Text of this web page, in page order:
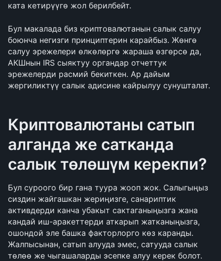
ката кетирүүгө жол берилбейт.
Бул макалада биз криптовалютанын салык салуу
боюнча негизги принциптерин карайбыз. Жөнгө
салуу эрежелери өлкөлөргө жараша өзгөрсө да,
АКШнын IRS сыяктуу органдар отчеттук
эрежелерди расмий бекиткен. Ар дайым
жергиликтүү салык адисине кайрылуу сунушталат.
Криптовалютаны сатып
алганда же сатканда
салык төлөшүм керекпи?
Бул суроого бир гана туура жооп жок. Салыгыңыз
сиздин жайгашкан жериңизге, санариптик
активдерди канча убакыт сактаганыңызга жана
кандай иш-аракеттерди аткарып жатканыңызга,
ошондой эле башка факторлорго көз каранды.
Жалпысынан, сатып алууда эмес, сатууда салык
төлөө же чыгашаларды эсепке алуу керек болот.